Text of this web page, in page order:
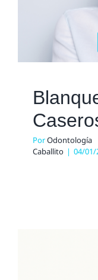
PorOdontología
Caballito | 04/01/